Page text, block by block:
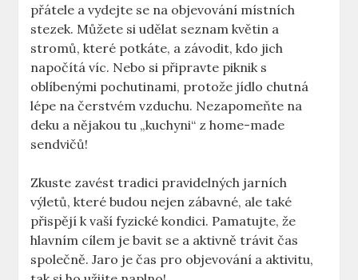
přátele a vydejte se na objevování místních
stezek. Můžete si udělat seznam květin a
stromů, které potkáte, a závodit, kdo jich
napočítá víc. Nebo si připravte piknik s
oblíbenými pochutinami, protože jídlo chutná
lépe na čerstvém vzduchu. Nezapomeňte na
deku a nějakou tu „kuchyni“ z home-made
sendvičů!
Zkuste zavést tradici pravidelných jarních
výletů, které budou nejen zábavné, ale také
přispějí k vaší fyzické kondici. Pamatujte, že
hlavním cílem je bavit se a aktivně trávit čas
společně. Jaro je čas pro objevování a aktivitu,